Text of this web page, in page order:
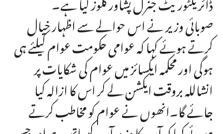
صوبائی وزیر نے اس حوالے سے اظہار خیال
کرتے ہوئے کہا کہ عوامی حکومت عوام کیلئے ہی
ہوگی اور محکمہ ایکسائز میں عوام کی شکایات پر
انشاللہ بروقت ایکشن لے کر اس کا ازالہ کیا
جائے گا۔انھوں نے عوام کو مخاطب کرتے